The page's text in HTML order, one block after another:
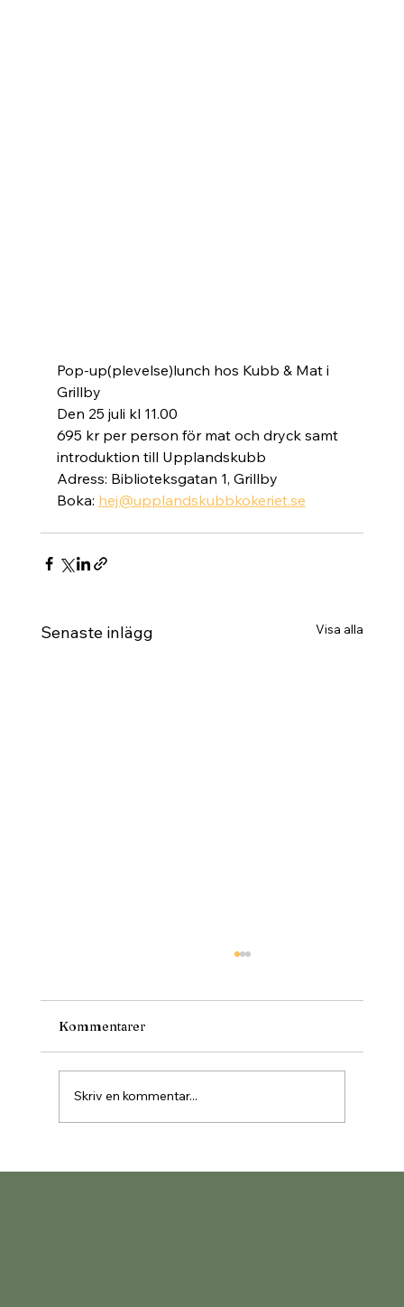
Pop-up(plevelse)lunch hos Kubb & Mat i
Grillby
Den 25 juli kl 11.00
695 kr per person för mat och dryck samt
introduktion till Upplandskubb
Adress: Biblioteksgatan 1, Grillby
Boka: hej@upplandskubbkokeriet.se
Senaste inlägg Visa alla
Kommentarer
Skriv en kommentar...